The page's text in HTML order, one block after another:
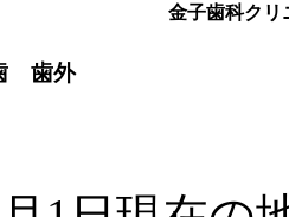
金子歯科クリ
歯外